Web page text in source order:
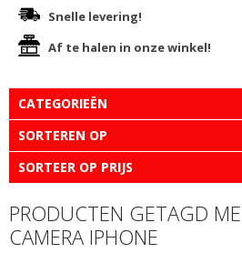
Snelle levering!
Af te halen in onze winkel!
CATEGORIEËN
SORTEREN OP
SORTEER OP PRIJS
PRODUCTEN GETAGD
CAMERA IPHONE